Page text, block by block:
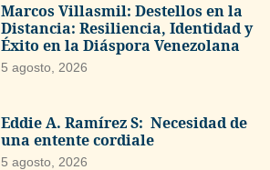
Marcos Villasmil: Destellos en la
Distancia: Resiliencia, Identidad y
Éxito en la Diáspora Venezolana
5 agosto, 2026
Eddie A. Ramírez S: Necesidad de
una entente cordiale
5 agosto, 2026